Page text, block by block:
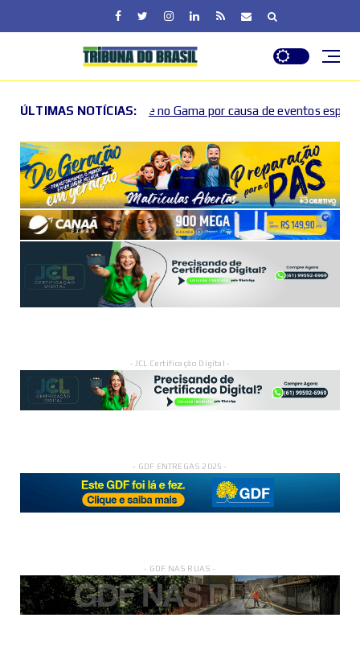
ÚLTIMAS NOTÍCIAS:
Gama por causa de eventos esportivos e culturais 2026
- JCL Certificação Digital -
- GDF ENTREGAS 2025 -
- GDF NAS RUAS -